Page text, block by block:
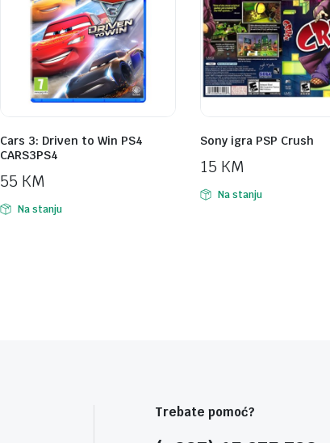
Cars 3: Driven to Win PS4
CARS3PS4
55 KM
Na stanju
Sony igra PSP Crush
15 KM
Na stanju
Trebate pomoć?